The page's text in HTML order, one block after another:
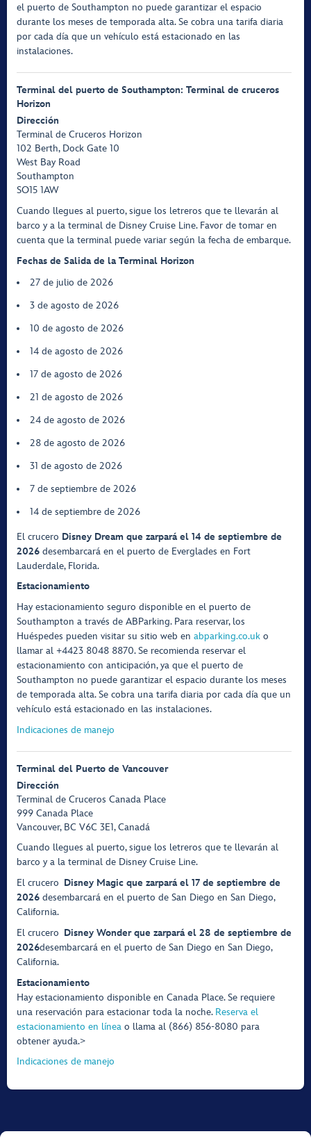
el puerto de Southampton no puede garantizar el espacio
durante los meses de temporada alta. Se cobra una tarifa diaria
por cada día que un vehículo está estacionado en las
instalaciones.
Terminal del puerto de Southampton: Terminal de cruceros
Horizon
Dirección
Terminal de Cruceros Horizon
102 Berth, Dock Gate 10
West Bay Road
Southampton
SO15 1AW
Cuando llegues al puerto, sigue los letreros que te llevarán al
barco y a la terminal de Disney Cruise Line. Favor de tomar en
cuenta que la terminal puede variar según la fecha de embarque.
Fechas de Salida de la Terminal Horizon
27 de julio de 2026
3 de agosto de 2026
10 de agosto de 2026
14 de agosto de 2026
17 de agosto de 2026
21 de agosto de 2026
24 de agosto de 2026
28 de agosto de 2026
31 de agosto de 2026
7 de septiembre de 2026
14 de septiembre de 2026
El crucero Disney Dream que zarpará el 14 de septiembre de
2026desembarcará en el puerto de Everglades en Fort
Lauderdale, Florida.
Estacionamiento
Hay estacionamiento seguro disponible en el puerto de
Southampton a través de ABParking. Para reservar, los
Huéspedes pueden visitar su sitio web en abparking.co.uko
llamar al +4423 8048 8870. Se recomienda reservar el
estacionamiento con anticipación, ya que el puerto de
Southampton no puede garantizar el espacio durante los meses
de temporada alta. Se cobra una tarifa diaria por cada día que un
vehículo está estacionado en las instalaciones.
Indicaciones de manejo
Terminal del Puerto de Vancouver
Dirección
Terminal de Cruceros Canada Place
999 Canada Place
Vancouver, BC V6C 3E1, Canadá
Cuando llegues al puerto, sigue los letreros que te llevarán al
barco y a la terminal de Disney Cruise Line.
El crucero Disney Magic que zarpará el 17 de septiembre de
2026desembarcará en el puerto de San Diego en San Diego,
California.
El crucero Disney Wonder que zarpará el 28 de septiembre de
2026desembarcará en el puerto de San Diego en San Diego,
California.
Estacionamiento
Hay estacionamiento disponible en Canada Place. Se requiere
una reservación para estacionar toda la noche. Reserva el
estacionamiento en líneao llama al (866) 856-8080 para
obtener ayuda.>
Indicaciones de manejo